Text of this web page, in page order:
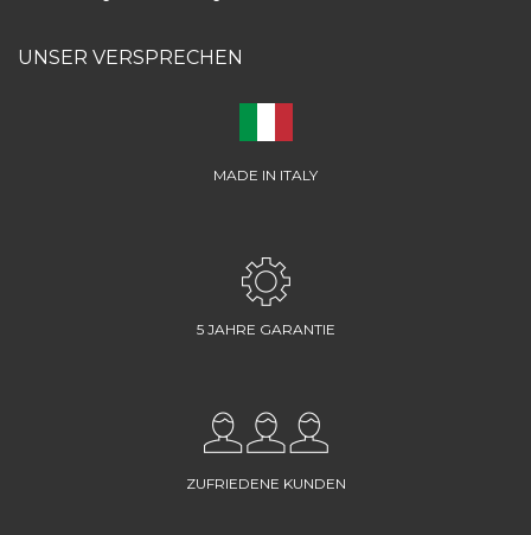
UNSER VERSPRECHEN
MADE IN ITALY
5 JAHRE GARANTIE
ZUFRIEDENE KUNDEN